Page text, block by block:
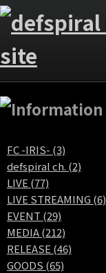
FC -IRIS- (3)
defspiral ch. (2)
LIVE (77)
LIVE STREAMING (6)
EVENT (29)
MEDIA (212)
RELEASE (46)
GOODS (65)